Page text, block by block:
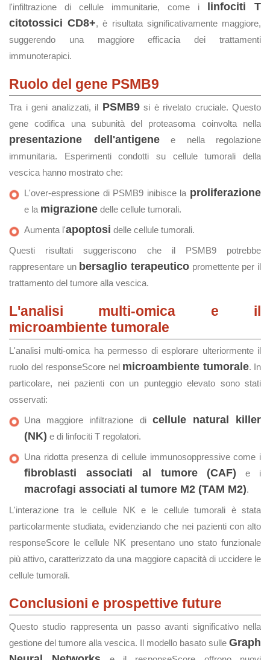
l'infiltrazione di cellule immunitarie, come i
linfociti T
citotossici CD8+, è risultata significativamente maggiore,
suggerendo una maggiore efficacia dei trattamenti
immunoterapici.
Ruolo del gene PSMB9
Tra i geni analizzati, il PSMB9si è rivelato cruciale. Questo
gene codifica una subunità del proteasoma coinvolta nella
presentazione dell'antigenee nella regolazione
immunitaria. Esperimenti condotti su cellule tumorali della
vescica hanno mostrato che:
L'over-espressione di PSMB9 inibisce la proliferazione
e la migrazione delle cellule tumorali.
Aumenta l'apoptosi delle cellule tumorali.
Questi risultati suggeriscono che il PSMB9 potrebbe
rappresentare un bersaglio terapeutico promettente per il
trattamento del tumore alla vescica.
L'analisi multi-omica e il
microambiente tumorale
L'analisi multi-omica ha permesso di esplorare ulteriormente il
ruolo del responseScore nel microambiente tumorale. In
particolare, nei pazienti con un punteggio elevato sono stati
osservati:
Una maggiore infiltrazione di cellule natural killer
(NK) e di linfociti T regolatori.
Una ridotta presenza di cellule immunosoppressive come i
fibroblasti associati al tumore (CAF) e i
macrofagi associati al tumore M2 (TAM M2).
L'interazione tra le cellule NK e le cellule tumorali è stata
particolarmente studiata, evidenziando che nei pazienti con alto
responseScore le cellule NK presentano uno stato funzionale
più attivo, caratterizzato da una maggiore capacità di uccidere le
cellule tumorali.
Conclusioni e prospettive future
Questo studio rappresenta un passo avanti significativo nella
gestione del tumore alla vescica. Il modello basato sulle Graph